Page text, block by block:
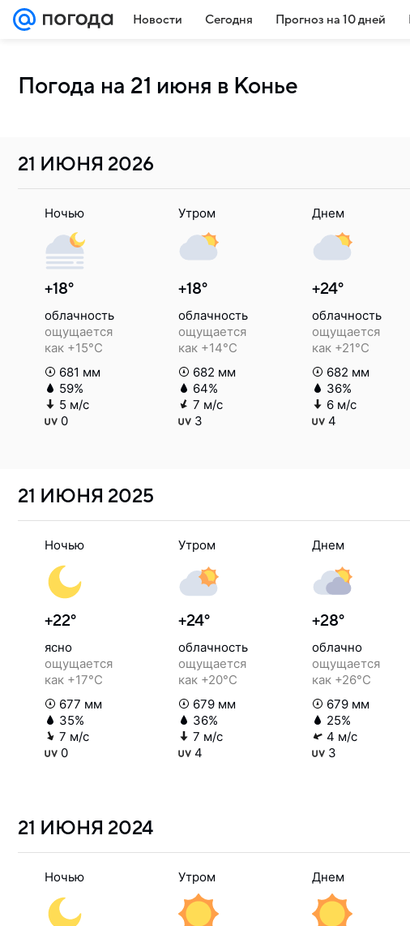
Новости Сегодня Прогноз на 10 дней
Погода на 21 июня в Конье
21 ИЮНЯ 2026
Ночью
+18°
облачность
ощущается
как +15°C
681 мм
59%
5 м/с
0
Утром
+18°
облачность
ощущается
как +14°C
682 мм
64%
7 м/с
3
Днем
+24°
облачность
ощущается
как +21°C
682 мм
36%
6 м/с
4
21 ИЮНЯ 2025
Ночью
+22°
ясно
ощущается
как +17°C
677 мм
35%
7 м/с
0
Утром
+24°
облачность
ощущается
как +20°C
679 мм
36%
7 м/с
4
Днем
+28°
облачно
ощущается
как +26°C
679 мм
25%
4 м/с
3
21 ИЮНЯ 2024
Ночью Утром Днем